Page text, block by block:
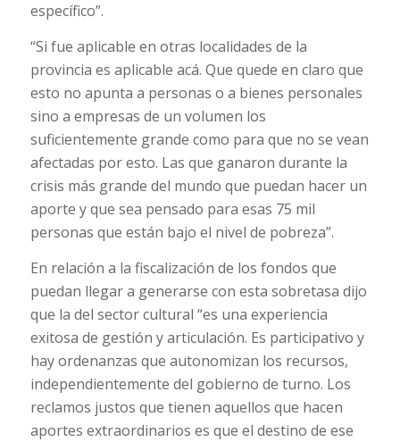
específico”.
“Si fue aplicable en otras localidades de la
provincia es aplicable acá. Que quede en claro que
esto no apunta a personas o a bienes personales
sino a empresas de un volumen los
suficientemente grande como para que no se vean
afectadas por esto. Las que ganaron durante la
crisis más grande del mundo que puedan hacer un
aporte y que sea pensado para esas 75 mil
personas que están bajo el nivel de pobreza”.
En relación a la fiscalización de los fondos que
puedan llegar a generarse con esta sobretasa dijo
que la del sector cultural “es una experiencia
exitosa de gestión y articulación. Es participativo y
hay ordenanzas que autonomizan los recursos,
independientemente del gobierno de turno. Los
reclamos justos que tienen aquellos que hacen
aportes extraordinarios es que el destino de ese